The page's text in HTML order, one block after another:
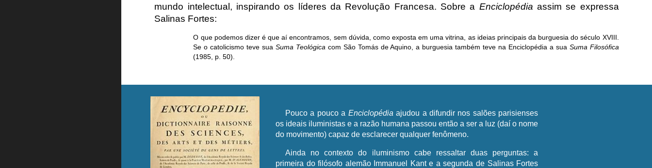
mundo intelectual, inspirando os líderes da Revolução Francesa. Sobre a Enciclopédia assim se expressa
Salinas Fortes:
O que podemos dizer é que aí encontramos, sem dúvida, como exposta em uma vitrina, as ideias principais da burguesia do século XVIII.
Se o catolicismo teve suaSuma Teológica com São Tomás de Aquino, a burguesia também teve na Enciclopédia a sua Suma Filosófica
(1985, p. 50).
Pouco a pouco a Enciclopédia ajudou a difundir nos salões parisienses
os ideais iluministas e a razão humana passou então a ser a luz (daí o nome
do movimento) capaz de esclarecer qualquer fenômeno.
Ainda no contexto do iluminismo cabe ressaltar duas perguntas: a
primeira do filósofo alemão Immanuel Kant e a segunda de Salinas Fortes